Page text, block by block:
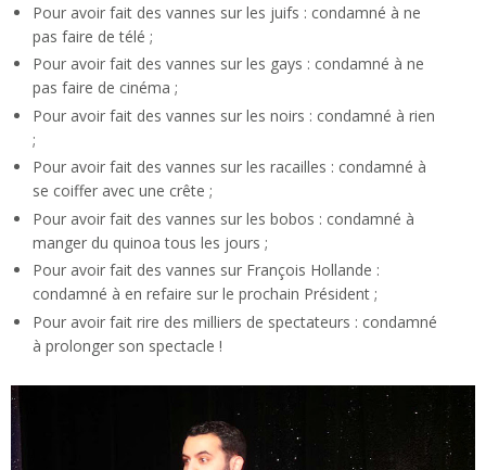
Pour avoir fait des vannes sur les juifs : condamné à ne
pas faire de télé ;
Pour avoir fait des vannes sur les gays : condamné à ne
pas faire de cinéma ;
Pour avoir fait des vannes sur les noirs : condamné à rien
;
Pour avoir fait des vannes sur les racailles : condamné à
se coiffer avec une crête ;
Pour avoir fait des vannes sur les bobos : condamné à
manger du quinoa tous les jours ;
Pour avoir fait des vannes sur François Hollande :
condamné à en refaire sur le prochain Président ;
Pour avoir fait rire des milliers de spectateurs : condamné
à prolonger son spectacle !